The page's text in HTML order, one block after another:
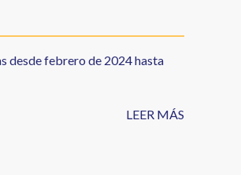
desde febrero de 2024 hasta
LEER MÁS